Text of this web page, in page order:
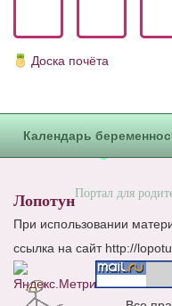
Доска почёта
Календарь
ЛопотунПортал для
При использовании
ссылка на сайт http://